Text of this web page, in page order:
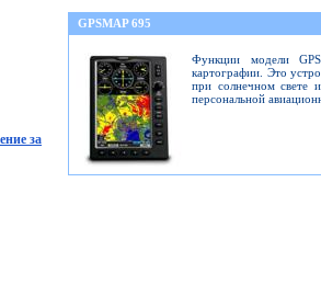
за
GPSMAP 695
Функции модели
картографии. Это
при солнечном свете
персональной